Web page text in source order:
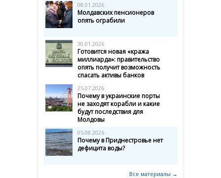
08.01.2026
Молдавских пенсионеров
опять ограбили
30.01.2026
Готовится новая «кража
миллиарда»: правительство
опять получит возможность
спасать активы банков
25.07.2026
Почему в украинские порты
не заходят корабли и какие
будут последствия для
Молдовы
05.08.2026
Почему в Приднестровье нет
дефицита воды?
Все материалы →